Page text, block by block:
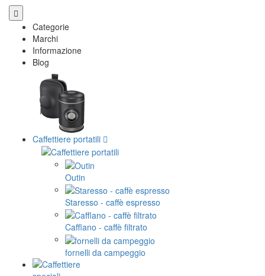
Categorie
Marchi
Informazione
Blog
Caffettiere portatili
Outin
Staresso - caffè espresso
Cafflano - caffè filtrato
fornelli da campeggio